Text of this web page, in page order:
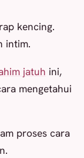
kencing.
intim.
jatuh ini,
mengetahui
proses cara